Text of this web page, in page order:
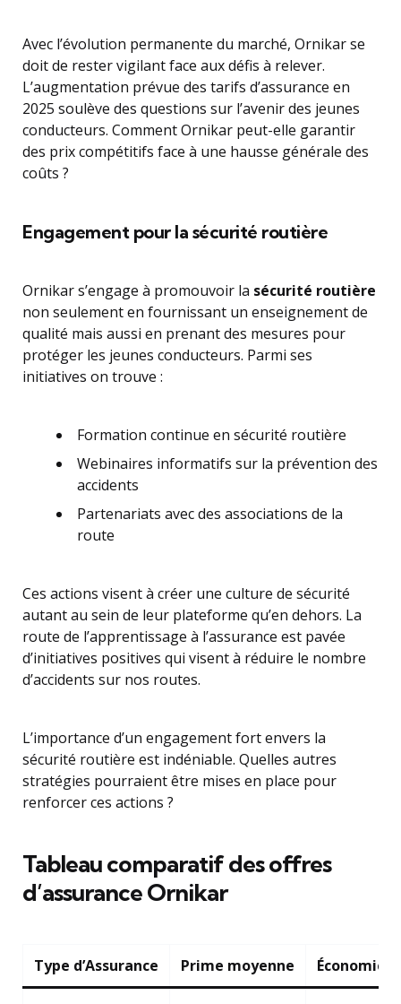
Avec l’évolution permanente du marché, Ornikar se
doit de rester vigilant face aux défis à relever.
L’augmentation prévue des tarifs d’assurance en
2025 soulève des questions sur l’avenir des jeunes
conducteurs. Comment Ornikar peut-elle garantir
des prix compétitifs face à une hausse générale des
coûts ?
Engagement pour la sécurité routière
Ornikar s’engage à promouvoir la sécurité routière
non seulement en fournissant un enseignement de
qualité mais aussi en prenant des mesures pour
protéger les jeunes conducteurs. Parmi ses
initiatives on trouve :
Formation continue en sécurité routière
Webinaires informatifs sur la prévention des
accidents
Partenariats avec des associations de la
route
Ces actions visent à créer une culture de sécurité
autant au sein de leur plateforme qu’en dehors. La
route de l’apprentissage à l’assurance est pavée
d’initiatives positives qui visent à réduire le nombre
d’accidents sur nos routes.
L’importance d’un engagement fort envers la
sécurité routière est indéniable. Quelles autres
stratégies pourraient être mises en place pour
renforcer ces actions ?
Tableau comparatif des offres
d’assurance Ornikar
Type d’Assurance Prime moyenne Économie